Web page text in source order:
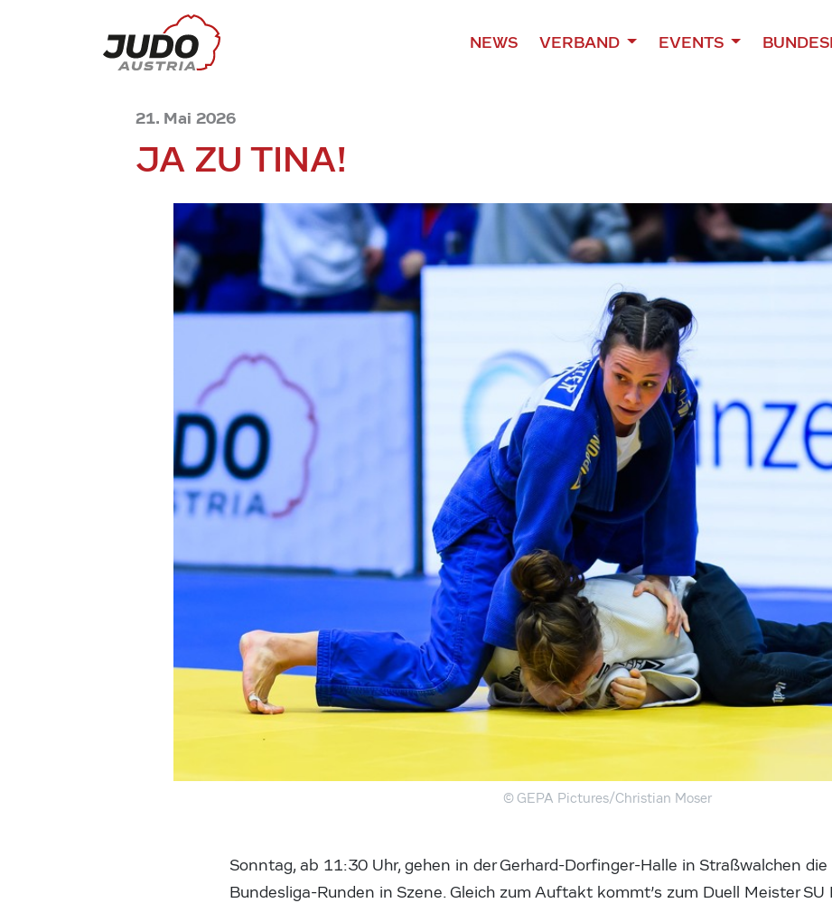
NEWS VERBAND EVENTS
21. Mai 2026
JA ZU TINA!
© GEPA Pictures/Christian Moser
Sonntag, ab 11:30 Uhr, gehen in der Gerhard-Dorfinger-Halle in Straßwalchen
Bundesliga-Runden in Szene. Gleich zum Auftakt kommt’s zum Duell Meister